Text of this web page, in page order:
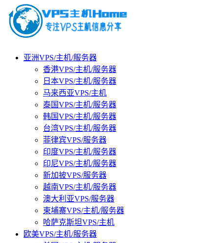
亚洲VPS/主机/服务器
香港VPS/主机/服务器
日本VPS/主机/服务器
马来西亚VPS/主机
泰国VPS/主机/服务器
韩国VPS/主机/服务器
台湾VPS/主机/服务器
菲律宾VPS/服务器
印度VPS/主机/服务器
印尼VPS/主机/服务器
新加披VPS/服务器
越南VPS/主机/服务器
澳大利亚VPS/服务器
柬埔寨VPS/主机/服务器
哈萨克斯坦VPS/主机
欧美VPS/主机/服务器